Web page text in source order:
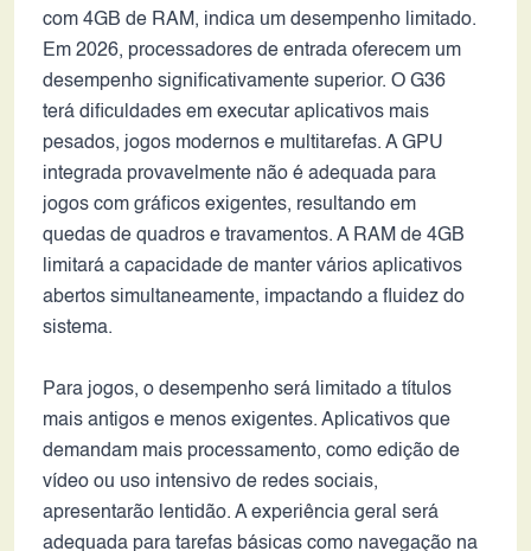
com 4GB de RAM, indica um desempenho limitado.
Em 2026, processadores de entrada oferecem um
desempenho significativamente superior. O G36
terá dificuldades em executar aplicativos mais
pesados, jogos modernos e multitarefas. A GPU
integrada provavelmente não é adequada para
jogos com gráficos exigentes, resultando em
quedas de quadros e travamentos. A RAM de 4GB
limitará a capacidade de manter vários aplicativos
abertos simultaneamente, impactando a fluidez do
sistema.
Para jogos, o desempenho será limitado a títulos
mais antigos e menos exigentes. Aplicativos que
demandam mais processamento, como edição de
vídeo ou uso intensivo de redes sociais,
apresentarão lentidão. A experiência geral será
adequada para tarefas básicas como navegação na